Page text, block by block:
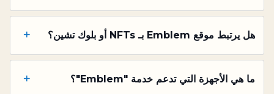
هل يرتبط موقع Emblem بـ NFTs أو بلوك تشين؟ +
ما هي الأجهزة التي تدعم خدمة "Emblem"؟ +